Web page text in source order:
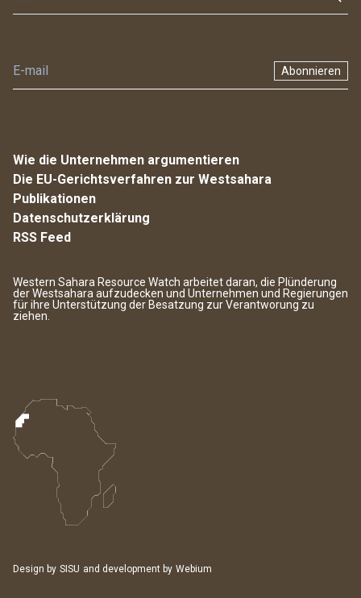
Abonnieren
Wie die Unternehmen argumentieren
Die EU-Gerichtsverfahren zur Westsahara
Publikationen
Datenschutzerklärung
RSS Feed
Western Sahara Resource Watch arbeitet daran, die Plünderung
der Westsahara aufzudecken und Unternehmen und Regierungen
für ihre Unterstützung der Besatzung zur Verantworung zu
ziehen.
Design by SISU and development by Webium